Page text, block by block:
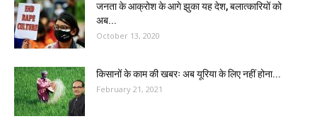
जनता के आक्रोश के आगे झुका यह देश, बलात्कारियों को
अब...
October 13, 2020
किसानों के काम की खबरः अब यूरिया के लिए नहीं होना...
February 21, 2021